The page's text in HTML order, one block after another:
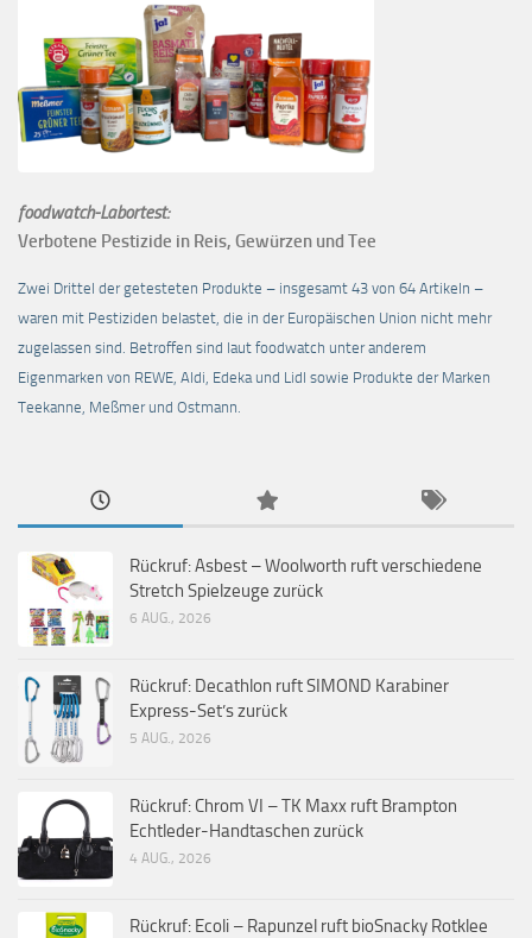
foodwatch-Labortest:
Verbotene Pestizide in Reis, Gewürzen und Tee
Zwei Drittel der getesteten Produkte – insgesamt 43 von 64 Artikeln –
waren mit Pestiziden belastet, die in der Europäischen Union nicht mehr
zugelassen sind. Betroffen sind laut foodwatch unter anderem
Eigenmarken von REWE, Aldi, Edeka und Lidl sowie Produkte der Marken
Teekanne, Meßmer und Ostmann.
Rückruf: Asbest – Woolworth ruft verschiedene
Stretch Spielzeuge zurück
6 AUG., 2026
Rückruf: Decathlon ruft SIMOND Karabiner
Express-Set’s zurück
5 AUG., 2026
Rückruf: Chrom VI – TK Maxx ruft Brampton
Echtleder-Handtaschen zurück
4 AUG., 2026
Rückruf: Ecoli – Rapunzel ruft bioSnacky Rotklee